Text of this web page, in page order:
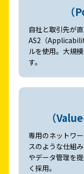
（
自社と取引先が
AS2（
ルを使用。大規
す。
（
専用のネットワ
スのような仕組
やデータ管理を
く採用。